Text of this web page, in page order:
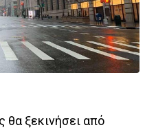
θα ξεκινήσει από